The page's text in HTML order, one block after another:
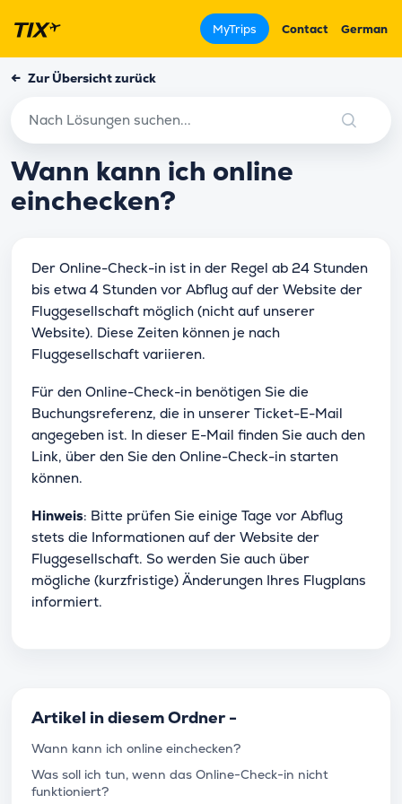
MyTrips Contact German
← Zur Übersicht zurück
Wann kann ich online
einchecken?
Der Online-Check-in ist in der Regel ab 24 Stunden
bis etwa 4 Stunden vor Abflug auf der Website der
Fluggesellschaft möglich (nicht auf unserer
Website). Diese Zeiten können je nach
Fluggesellschaft variieren.
Für den Online-Check-in benötigen Sie die
Buchungsreferenz, die in unserer Ticket-E-Mail
angegeben ist. In dieser E-Mail finden Sie auch den
Link, über den Sie den Online-Check-in starten
können.
Hinweis: Bitte prüfen Sie einige Tage vor Abflug
stets die Informationen auf der Website der
Fluggesellschaft. So werden Sie auch über
mögliche (kurzfristige) Änderungen Ihres Flugplans
informiert.
Artikel in diesem Ordner -
Wann kann ich online einchecken?
Was soll ich tun, wenn das Online-Check-in nicht
funktioniert?